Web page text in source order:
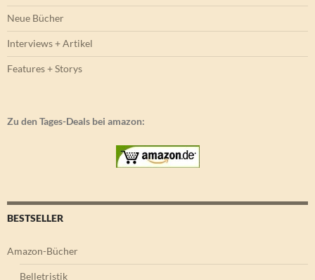
Neue Bücher
Interviews + Artikel
Features + Storys
Zu den Tages-Deals bei amazon:
BESTSELLER
Amazon-Bücher
Belletristik